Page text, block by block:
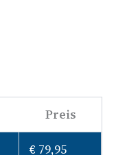
Preis
€ 79,95